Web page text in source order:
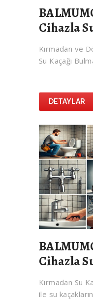
Cihazla
Kırmadan ve
Su Kaçağı
DETAYLAR
Cihazla
Kırmadan Su
ile su